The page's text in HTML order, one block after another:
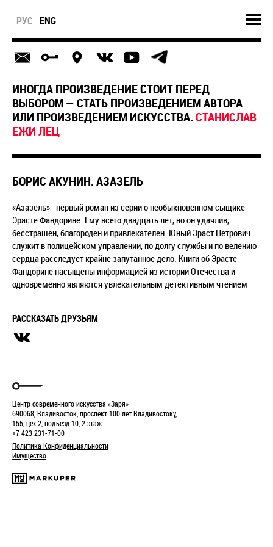
РУС ENG
ИНОГДА ПРОИЗВЕДЕНИЕ СТОИТ ПЕРЕД
ВЫБОРОМ — СТАТЬ ПРОИЗВЕДЕНИЕМ АВТОРА
ИЛИ ПРОИЗВЕДЕНИЕМ ИСКУССТВА.СТАНИСЛАВ
ЕЖИ ЛЕЦ
БОРИС АКУНИН. АЗАЗЕЛЬ
«Азазель» - первый роман из серии о необыкновенном сыщике
Эрасте Фандорине. Ему всего двадцать лет, но он удачлив,
бесстрашен, благороден и привлекателен. Юный Эраст Петрович
служит в полицейском управлении, по долгу службы и по велению
сердца расследует крайне запутанное дело. Книги об Эрасте
Фандорине насыщены информацией из истории Отечества и
одновременно являются увлекательным детективным чтением
РАССКАЗАТЬ ДРУЗЬЯМ
Центр современного искусства «Заря»
690068, Владивосток, проспект 100 лет Владивостоку,
155, цех 2, подъезд 10, 2 этаж
+7 423 231-71-00
Политика Конфиденциальности
Имущество